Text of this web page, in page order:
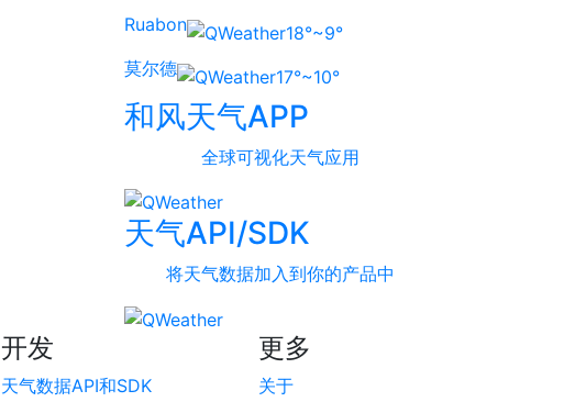
Ruabon
18°~9°
莫尔德
17°~10°
和风天气APP
全球可视化天气应用
天气API/SDK
将天气数据加入到你的产品中
开发
天气数据API和SDK
更多
关于